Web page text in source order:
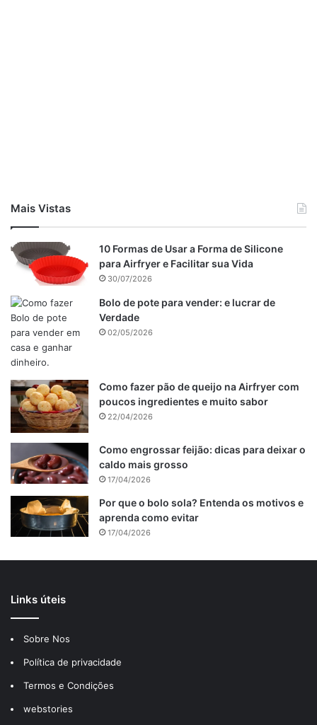
Em uma frigideira, aqueça o azeite e doure os filés de
estejam cozidos ao ponto.
Retire o salmão da frigideira e reserve.
salteando por aproximadamente 5 minutos, ou até que os
Sirva o salmão acompanhado dos aspargos salteados.
Frango à Parmegiana Low Carb
Mais Vistas
10 Formas de Usar a Forma de Silicone
para Airfryer e Facilitar sua Vida
30/07/2026
Bolo de pote para vender: e lucrar de
Verdade
02/05/2026
Como fazer pão de queijo na Airfryer com
poucos ingredientes e muito sabor
22/04/2026
Como engrossar feijão: dicas para deixar o
caldo mais grosso
17/04/2026
Por que o bolo sola? Entenda os motivos e
aprenda como evitar
17/04/2026
Links úteis
Sobre Nos
Política de privacidade
Termos e Condições
webstories